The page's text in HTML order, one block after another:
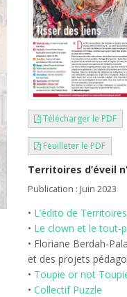
Télécharger le PDF
Feuilleter le PDF
Territoires d’éveil
Publication : Juin 2023
• L’édito de
• Le clown et le tout-
• Floriane Berdah-
et des projets
• Toupie or not
• Collectif Puzzle